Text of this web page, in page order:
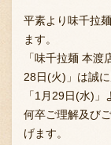
平素より味千拉
ます。
「味千拉麺 本
28日(火)」は誠
「1月29日(水)」
何卒ご理解及び
げます。